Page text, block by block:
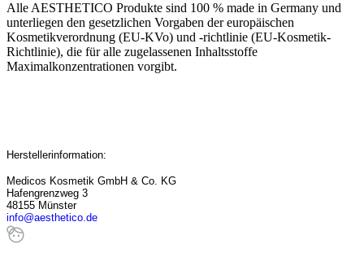
Alle AESTHETICO Produkte sind 100 % made in Germany und
unterliegen den gesetzlichen Vorgaben der europäischen
Kosmetikverordnung (EU-KVo) und -richtlinie (EU-Kosmetik-
Richtlinie), die für alle zugelassenen Inhaltsstoffe
Maximalkonzentrationen vorgibt.
Herstellerinformation:
Medicos Kosmetik GmbH & Co. KG
Hafengrenzweg 3
48155 Münster
info@aesthetico.de